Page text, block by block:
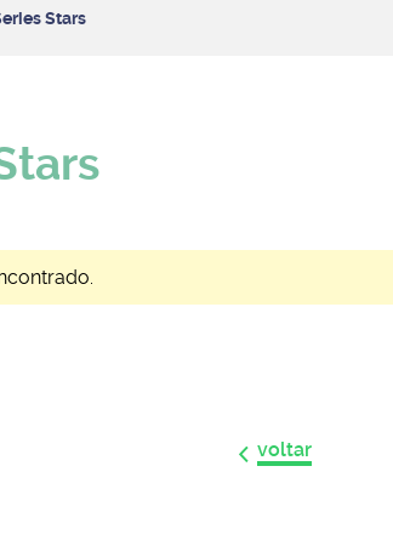
Stars
voltar